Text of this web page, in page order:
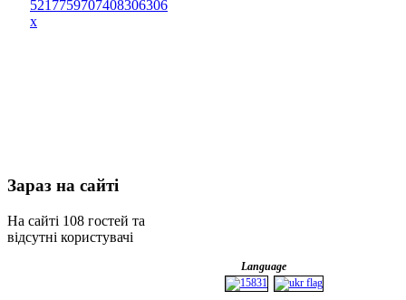
Зараз на сайті
На сайті 108 гостей та
відсутні користувачі
Language